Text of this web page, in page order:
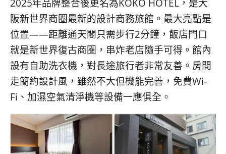
2025年品牌整合後更名為KOKO HOTEL，是大
阪新世界商圈最新的設計商務旅館。最大亮點是
位置——距離通天閣只需步行2分鐘，飯店門口
就是新世界復古商圈，串炸老店隨手可得。館內
設有自助洗衣機，對長途旅行者非常友善。房間
走簡約設計風，雖然不大但機能完善，免費Wi-
Fi、加濕空氣清淨機等設備一應俱全。